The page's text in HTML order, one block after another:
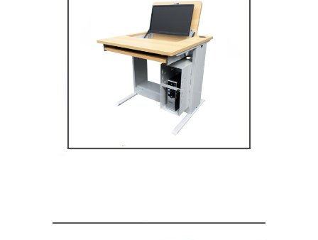
Mobilier multimédia
MOBILIER SCOLAIRE